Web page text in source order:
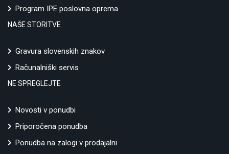
Program IPE poslovna oprema
NAŠE STORITVE
Gravura slovenskih znakov
Računalniški servis
NE SPREGLEJTE
Novosti v ponudbi
Priporočena ponudba
Ponudba na zalogi v prodajalni